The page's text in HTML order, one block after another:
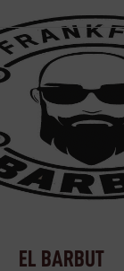
EL BARBUT